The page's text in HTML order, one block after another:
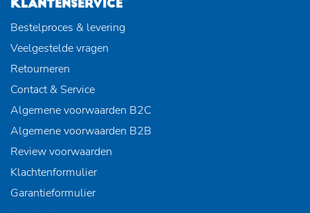
KLANTENSERVICE
Bestelproces & levering
Veelgestelde vragen
Retourneren
Contact & Service
Algemene voorwaarden B2C
Algemene voorwaarden B2B
Review voorwaarden
Klachtenformulier
Garantieformulier